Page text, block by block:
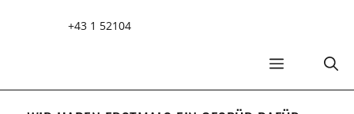
+43 1 52104
MENÜ